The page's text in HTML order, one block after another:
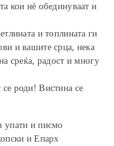
кои нѐ обединуваат и
и топлината ги
и вашите срца, нека
среќа, радост и многу
роди! Вистина се
упати и писмо
и Епарх